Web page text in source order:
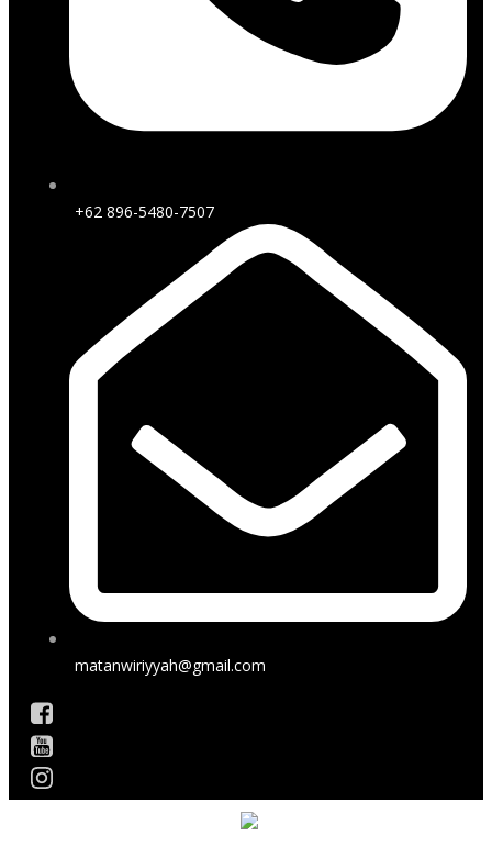
+62 896-5480-7507
matanwiriyyah@gmail.com